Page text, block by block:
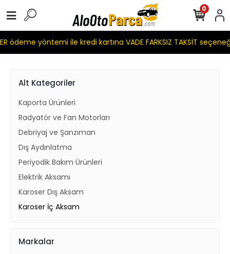
ödeme yöntemi ile kredi kartına VADE FARKSIZ TAKSİT
0
Alt Kategoriler
Kaporta Ürünleri
Radyatör ve Fan Motorları
Debriyaj ve Şanzıman
Dış Aydınlatma
Periyodik Bakım Ürünleri
Elektrik Aksamı
Karoser Dış Aksam
Karoser İç Aksam
Markalar